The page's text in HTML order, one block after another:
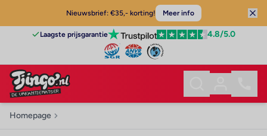
Nieuwsbrief: €35,- korting! Meer info
Laagste prijsgarantie 4.8/5.0
Homepage